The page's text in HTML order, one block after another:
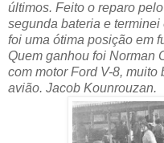
últimos. Feito o reparo
segunda bateria e
foi uma ótima posição em
Quem ganhou foi Norman
com motor Ford V-8, muito
avião. Jacob Kounrouzan.